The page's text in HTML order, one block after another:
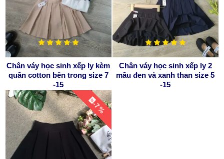
Chân váy học sinh xếp ly kèm
quần cotton bên trong size 7
-15
Chân váy học sinh xếp ly 2
mầu đen và xanh than size 5
-15
-7 %